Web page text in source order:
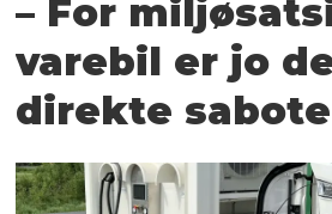
– For
varebil er jo
direkte